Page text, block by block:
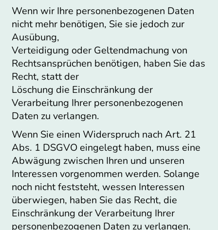
Wenn wir Ihre personenbezogenen Daten
nicht mehr benötigen, Sie sie jedoch zur
Ausübung,
Verteidigung oder Geltendmachung von
Rechtsansprüchen benötigen, haben Sie das
Recht, statt der
Löschung die Einschränkung der
Verarbeitung Ihrer personenbezogenen
Daten zu verlangen.
Wenn Sie einen Widerspruch nach Art. 21
Abs. 1 DSGVO eingelegt haben, muss eine
Abwägung zwischen Ihren und unseren
Interessen vorgenommen werden. Solange
noch nicht feststeht, wessen Interessen
überwiegen, haben Sie das Recht, die
Einschränkung der Verarbeitung Ihrer
personenbezogenen Daten zu verlangen.